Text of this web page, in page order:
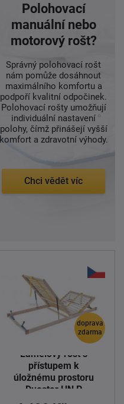
Polohovací
manuální nebo
motorový rošt?
Správný polohovací rošt
nám pomůže dosáhnout
maximálního komfortu a
podpoří kvalitní odpočinek.
Polohovací rošty umožňují
individuální nastavení
polohy, čímž přinášejí vyšší
komfort a zdravotní výhody.
Chci vědět víc
doprava
zdarma
Lamelový rošt s
přístupem k
úložnému prostoru
Duostar HN P